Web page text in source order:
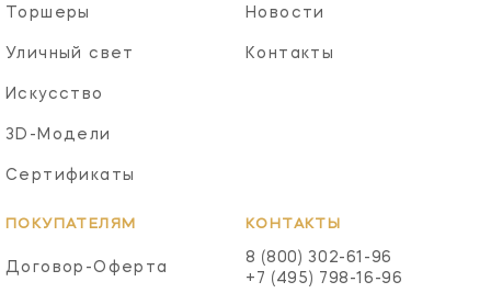
Торшеры
Уличный свет
Искусство
3D-Модели
Сертификаты
Новости
Контакты
ПОКУПАТЕЛЯМ
Договор-Оферта
КОНТАКТЫ
8 (800) 302-61-96
+7 (495) 798-16-96